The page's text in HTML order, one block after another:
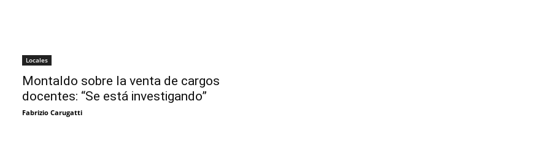
Locales
Montaldo sobre la venta de cargos
docentes: “Se está investigando”
Fabrizio Carugatti